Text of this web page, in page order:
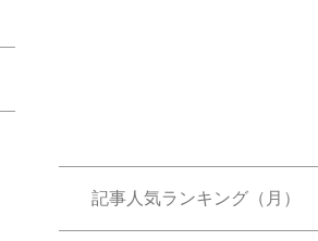
記事人気ランキング（月）